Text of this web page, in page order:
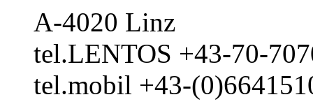
A-4020 Linz
tel.LENTOS +43-70-
tel.mobil +43-